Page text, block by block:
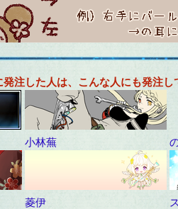
注した人は、こんな人にも発注し
小林蕪
菱伊